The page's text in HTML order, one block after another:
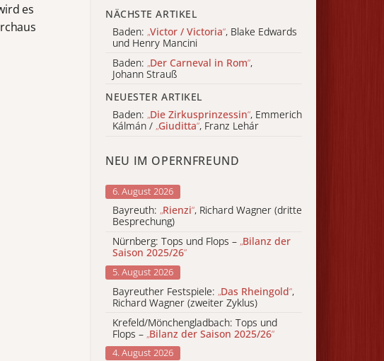
es
NÄCHSTE ARTIKEL
Baden: „Victor / Victoria“, Blake Edwards
und Henry Mancini
Baden: „Der Carneval in Rom“,
Johann Strauß
NEUESTER ARTIKEL
Baden: „Die Zirkusprinzessin“, Emmerich
Kálmán / „Giuditta“, Franz Lehár
NEU IM OPERNFREUND
6. August 2026
Bayreuth: „Rienzi“, Richard Wagner (dritte
Besprechung)
Nürnberg: Tops und Flops – „Bilanz der
Saison 2025/26“
5. August 2026
Bayreuther Festspiele: „Das Rheingold“,
Richard Wagner (zweiter Zyklus)
Krefeld/Mönchengladbach: Tops und
Flops – „Bilanz der Saison 2025/26“
4. August 2026